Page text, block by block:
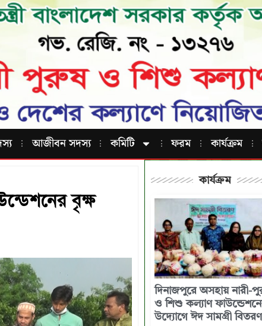
আজীবন সদস্য কমিটি ফরম কার্যক্রম
বৃক্ষ
কার্যক্রম
দিনাজপুরে অসহায় নারী-
ও শিশু কল্যাণ
উদ্যোগে ঈদ সামগ্রী বিতরণ